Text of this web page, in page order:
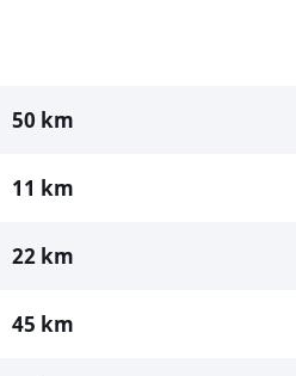
50 km
11 km
22 km
45 km